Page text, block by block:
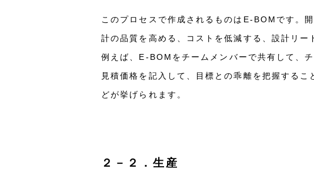
このプロセスで作成されるものはE-BOMです。
計の品質を高める、コストを低減する、設計リー
例えば、E-BOMをチームメンバーで共有して、
見積価格を記入して、目標との乖離を把握する
どが挙げられます。
２－２．生産